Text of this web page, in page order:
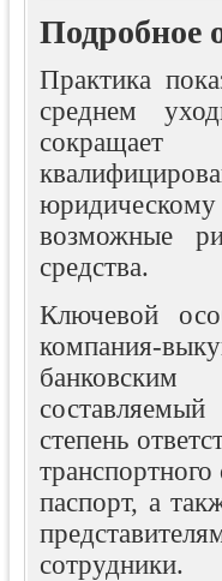
Подробное
Практика
среднем
возможные
средства.
Ключевой
компания-
банковским
степень
паспорт, а
сотрудники.